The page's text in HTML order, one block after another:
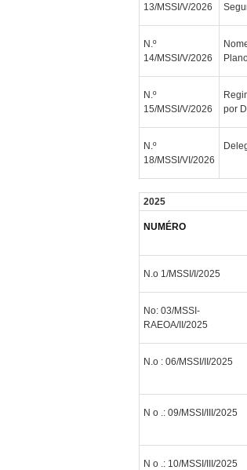
13/MSSI/V/2026
N.º
14/MSSI/V/2026
N.º
15/MSSI/V/2026
por
N.º
18/MSSI/VI/2026
2025
NUMÉRO
N.o 1/MSSI/I/2025
No: 03/MSSI-
RAEOA/II/2025
N.o : 06/MSSI/II/2025
N o .: 09/MSSI/III/2025
N o .: 10/MSSI/III/2025